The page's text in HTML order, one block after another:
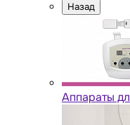
Назад
Аппараты